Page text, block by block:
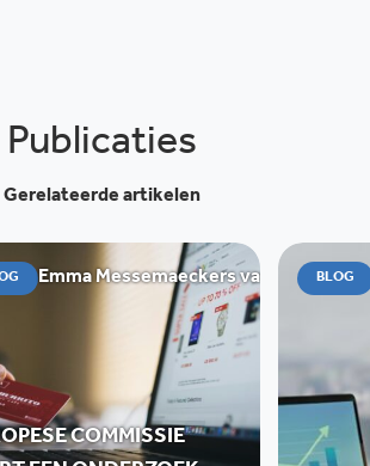
Publicaties
Gerelateerde artikelen
Emma Messemaeckers van de Graaff
COMMISSIE
BLOG